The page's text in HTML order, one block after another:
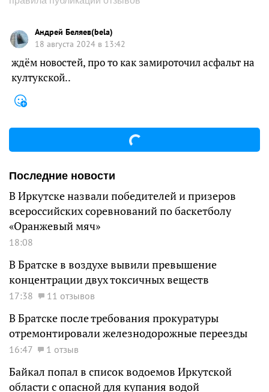
Андрей Беляев(bela)
18 августа 2024 в 13:42
ждём новостей, про то как замироточил асфальт на
култукской..
Последние новости
В Иркутске назвали победителей и призеров
всероссийских соревнований по баскетболу
«Оранжевый мяч»
18:08
В Братске в воздухе вывили превышение
концентрации двух токсичных веществ
17:38 11 отзывов
В Братске после требования прокуратуры
отремонтировали железнодорожные переезды
16:47 1 отзыв
Байкал попал в список водоемов Иркутской
области с опасной для купания водой